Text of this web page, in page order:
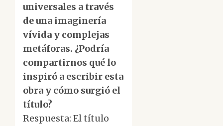
universales a través
de una imaginería
vívida y complejas
metáforas. ¿Podría
compartirnos qué lo
inspiró a escribir esta
obra y cómo surgió el
título?
Respuesta: El título